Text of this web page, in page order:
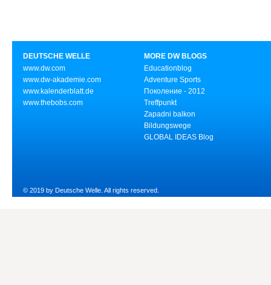
DEUTSCHE WELLE
www.dw.com
www.dw-akademie.com
www.kalenderblatt.de
www.thebobs.com
MORE DW BLOGS
Educationblog
Adventure Sports
Поколение - 2012
Treffpunkt
Zapadni balkon
Bildungswege
GLOBAL IDEAS Blog
© 2019 by Deutsche Welle. All rights reserved.